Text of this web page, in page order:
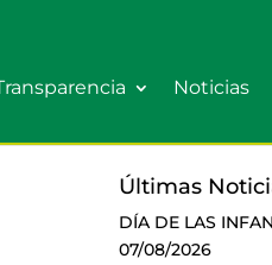
Noticias
Últimas
DÍA DE LAS
07/08/2026